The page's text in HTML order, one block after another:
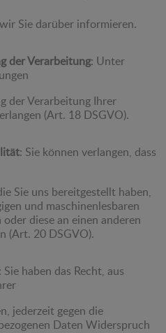
Sie darüber informieren.
der Verarbeitung: Unter
der Verarbeitung Ihrer
(Art. 18 DSGVO).
: Sie können verlangen, dass
Sie uns bereitgestellt haben,
und maschinenlesbaren
diese an einen anderen
(Art. 20 DSGVO).
: Sie haben das Recht, aus
jederzeit gegen die
Daten Widerspruch